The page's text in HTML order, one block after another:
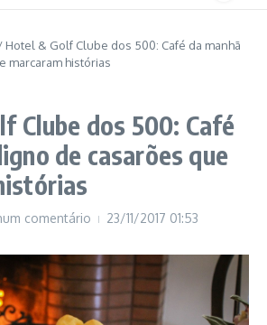
Hotel & Golf Clube dos 500: Café da manhã
marcaram histórias
Clube dos 500: Café
de casarões que
comentário 23/11/2017 01:53